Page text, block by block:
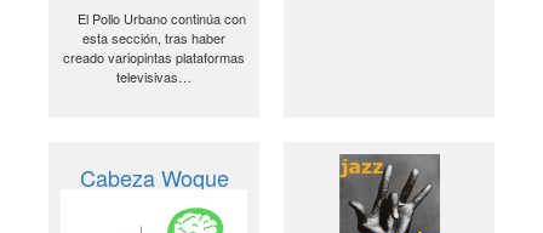
El Pollo Urbano continúa con
esta sección, tras haber
creado variopintas plataformas
televisivas…
Cabeza Woque